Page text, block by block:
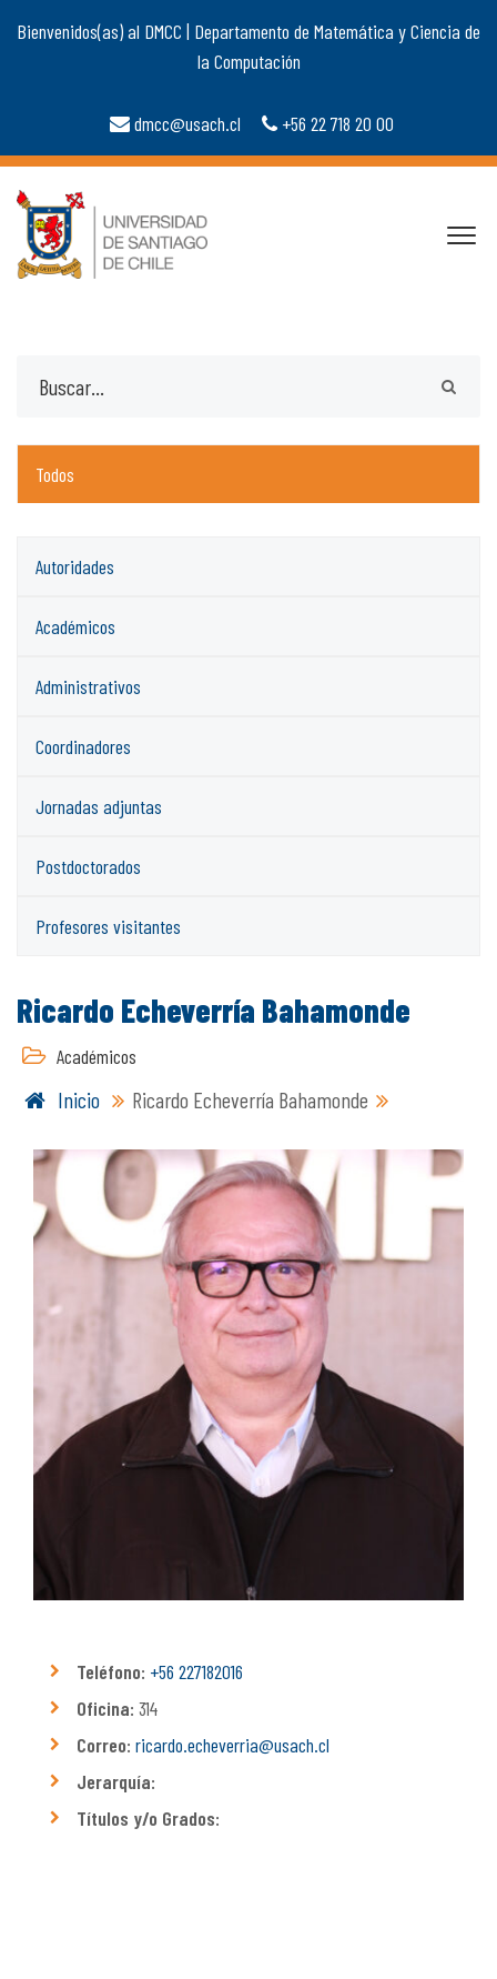
Bienvenidos(as) al DMCC | Departamento de Matemática y Ciencia de
la Computación
dmcc@usach.cl +56 22 718 20 00
Todos
Autoridades
Académicos
Administrativos
Coordinadores
Jornadas adjuntas
Postdoctorados
Profesores visitantes
Ricardo Echeverría Bahamonde
Académicos
Inicio Ricardo Echeverría Bahamonde
Teléfono: +56 227182016
Oficina: 314
Correo: ricardo.echeverria@usach.cl
Jerarquía:
Títulos y/o Grados: